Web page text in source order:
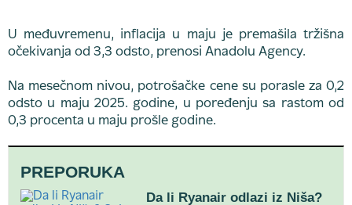
U međuvremenu, inflacija u maju je premašila tržišna
očekivanja od 3,3 odsto, prenosi Anadolu Agency.
Na mesečnom nivou, potrošačke cene su porasle za 0,2
odsto u maju 2025. godine, u poređenju sa rastom od
0,3 procenta u maju prošle godine.
PREPORUKA
Da li Ryanair odlazi iz Niša?